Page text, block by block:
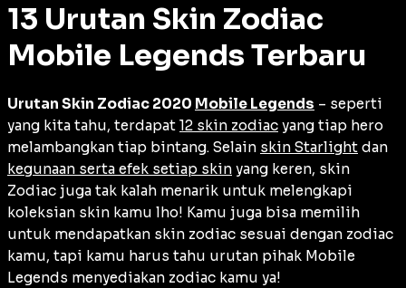
13 Urutan Skin Zodiac
Mobile Legends Terbaru
Urutan Skin Zodiac 2020 Mobile Legends – seperti
yang kita tahu, terdapat 12 skin zodiac yang tiap hero
melambangkan tiap bintang. Selain skin Starlight dan
kegunaan serta efek setiap skin yang keren, skin
Zodiac juga tak kalah menarik untuk melengkapi
koleksian skin kamu lho! Kamu juga bisa memilih
untuk mendapatkan skin zodiac sesuai dengan zodiac
kamu, tapi kamu harus tahu urutan pihak Mobile
Legends menyediakan zodiac kamu ya!